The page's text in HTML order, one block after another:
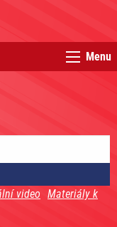
Menu
video Materiály k